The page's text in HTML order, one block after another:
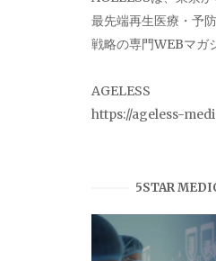
最先端再生医療・予
戦略の専門WEBマガ
AGELESS
https://ageless-
5STAR